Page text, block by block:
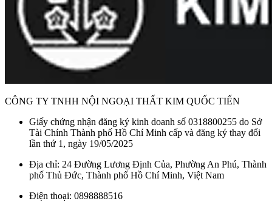
CÔNG TY TNHH NỘI NGOẠI THẤT KIM QUỐC TIẾN
Giấy chứng nhận đăng ký kinh doanh số 0318800255 do Sở
Tài Chính Thành phố Hồ Chí Minh cấp và đăng ký thay đổi
lần thứ 1, ngày 19/05/2025
Địa chỉ: 24 Đường Lương Định Của, Phường An Phú, Thành
phố Thủ Đức, Thành phố Hồ Chí Minh, Việt Nam
Điện thoại: 0898888516